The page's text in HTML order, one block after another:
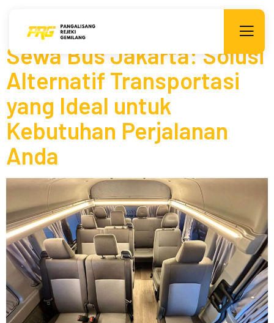
Tag:sewa bus jakarta
Sewa Bus Jakarta: Solusi
Alternatif Transportasi
yang Ideal untuk
Kebutuhan Perjalanan
Anda